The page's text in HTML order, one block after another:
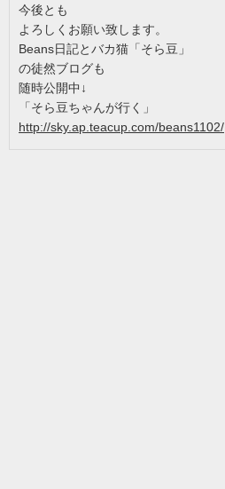
今後とも
よろしくお願い致します。
Beans日記とバカ猫「そら豆」
の徒然ブログも
随時公開中↓
「そら豆ちゃんが行く」
http://sky.ap.teacup.com/beans1102/